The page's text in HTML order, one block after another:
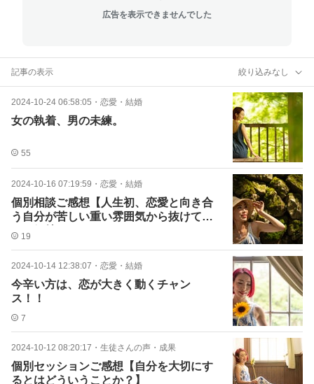
広告を表示できませんでした
記事の表示 絞り込みなし
2024-10-24 06:58:05 ・ 恋愛・結婚
女の執着、男の未練。
55
2024-10-16 07:19:59 ・ 恋愛・結婚
個別相談ご感想【人生初、恋愛と向き合
う自分が苦しい重い雰囲気から抜けてい
ける気持ちになれています
19
2024-10-14 12:38:07 ・ 恋愛・結婚
今辛い方は、恋が大きく動くチャン
ス！！
7
2024-10-12 08:20:17 ・ 生徒さんの声・成果
個別セッションご感想【自分を大切にす
るとはどういうことか？】